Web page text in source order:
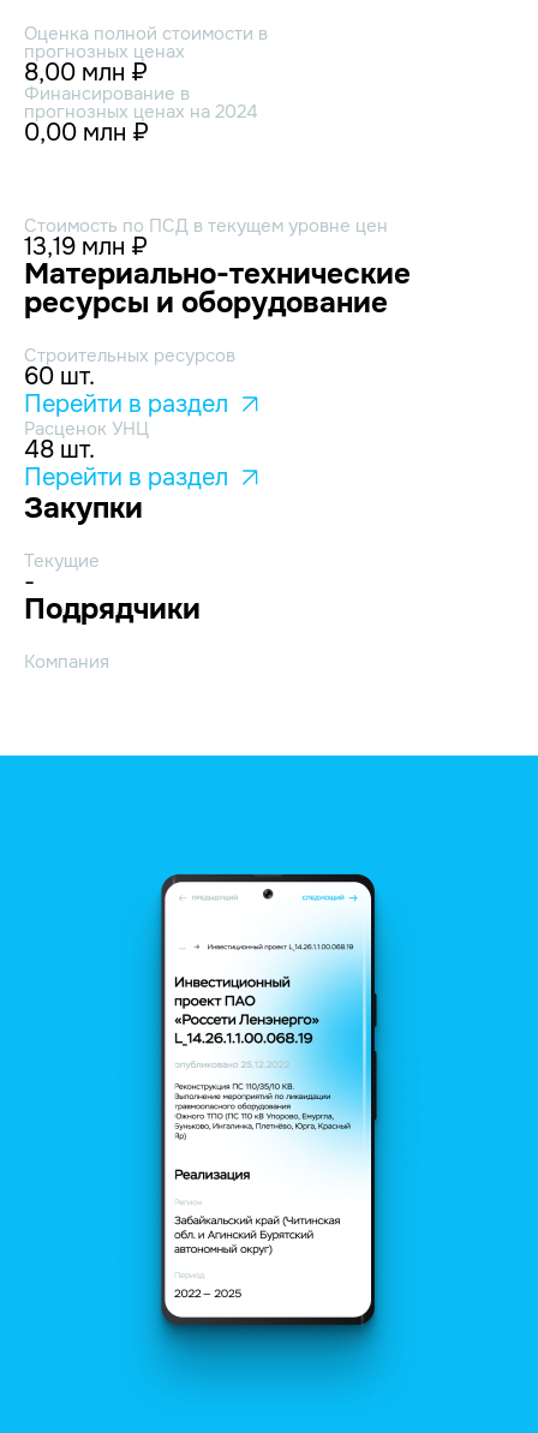
Оценка полной стоимости в
прогнозных ценах
8,00 млн ₽
Финансирование в
прогнозных ценах на 2024
0,00 млн ₽
Стоимость по ПСД в текущем уровне цен
13,19 млн ₽
Материально-технические
ресурсы и оборудование
Строительных ресурсов
60 шт.
Перейти в раздел
Расценок УНЦ
48 шт.
Перейти в раздел
Закупки
Текущие
-
Подрядчики
Компания